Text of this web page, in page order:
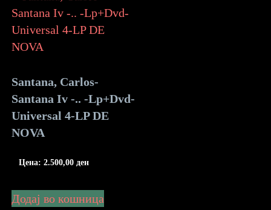
Santana, Carlos-
Santana Iv -.. -Lp+Dvd-
Universal 4-LP DE
NOVA
Цена: 2.500,00 ден
Додај во кошница